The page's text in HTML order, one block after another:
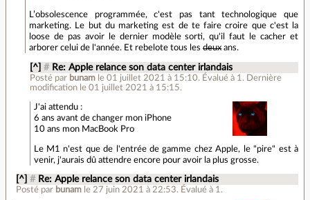
L’obsolescence programmée, c'est pas tant technologique que
marketing. Le but du marketing est de te faire croire que c'est la
loose de pas avoir le dernier modèle sorti, qu'il faut le cacher et
arborer celui de l'année. Et rebelote tous lesdeuxans.
[^] # Re: Apple relance son data center irlandais
Posté par bunam le 01 juillet 2021 à 15:10. Évalué à 1 . Dernière
modification le 01 juillet 2021 à 15:15.
J'ai attendu :
6 ans avant de changer mon iPhone
10 ans mon MacBook Pro
Le M1 n'est que de l'entrée de gamme chez Apple, le "pire" est à
venir, j'aurais dû attendre encore pour avoir la plus grosse.
[^] # Re: Apple relance son data center irlandais
Posté par bunam le 27 juin 2021 à 22:53. Évalué à 1.